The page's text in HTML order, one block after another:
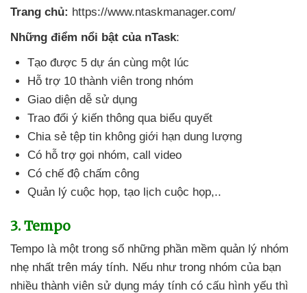
Trang chủ: https://www.ntaskmanager.com/
Những điểm nổi bật của nTask:
Tạo được 5 dự án cùng một lúc
Hỗ trợ 10 thành viên trong nhóm
Giao diện dễ sử dụng
Trao đổi ý kiến thông qua biểu quyết
Chia sẻ tệp tin không giới hạn dung lượng
Có hỗ trợ gọi nhóm, call video
Có chế độ chấm công
Quản lý cuộc họp, tạo lịch cuộc họp,..
3. Tempo
Tempo là một trong số những phần mềm quản lý nhóm
nhẹ nhất trên máy tính. Nếu như trong nhóm của bạn
nhiều thành viên sử dụng máy tính có cấu hình yếu thì